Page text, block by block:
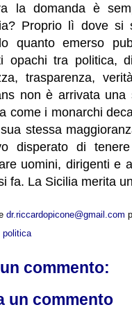
la domanda è
Proprio lì dove si
quanto emerso
opachi tra politica,
trasparenza,
non è arrivata
come i monarchi
stessa
disperato di
uomini, dirigenti e
fa. La Sicilia merita
dr.riccardopicone@gmail.com
politica
commento:
un commento